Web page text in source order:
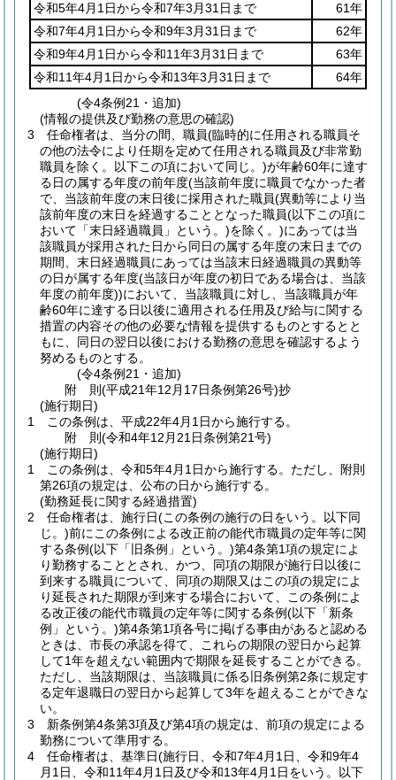
令和5年4月1日から令和7年3月31日まで
61年
令和7年4月1日から令和9年3月31日まで
62年
令和9年4月1日から令和11年3月31日まで
63年
令和11年4月1日から令和13年3月31日まで
64年
(令4条例21・追加)
(情報の提供及び勤務の意思の確認)
3
任命権者は、当分の間、職員(臨時的に任用される職員そ
の他の法令により任期を定めて任用される職員及び非常勤
職員を除く。以下この項において同じ。)が年齢60年に達す
る日の属する年度の前年度(当該前年度に職員でなかった者
で、当該前年度の末日後に採用された職員(異動等により当
該前年度の末日を経過することとなった職員(以下この項に
おいて「末日経過職員」という。)を除く。)にあっては当
該職員が採用された日から同日の属する年度の末日までの
期間、末日経過職員にあっては当該末日経過職員の異動等
の日が属する年度(当該日が年度の初日である場合は、当該
年度の前年度))において、当該職員に対し、当該職員が年
齢60年に達する日以後に適用される任用及び給与に関する
措置の内容その他の必要な情報を提供するものとするとと
もに、同日の翌日以後における勤務の意思を確認するよう
努めるものとする。
(令4条例21・追加)
附 則(平成21年12月17日条例第26号)抄
(施行期日)
1
この条例は、平成22年4月1日から施行する。
附 則(令和4年12月21日条例第21号)
(施行期日)
1
この条例は、令和5年4月1日から施行する。 ただし、附則
第26項の規定は、公布の日から施行する。
(勤務延長に関する経過措置)
2
任命権者は、施行日(この条例の施行の日をいう。以下同
じ。)前にこの条例による改正前の能代市職員の定年等に関
する条例(以下「旧条例」という。)第4条第1項の規定によ
り勤務することとされ、かつ、同項の期限が施行日以後に
到来する職員について、同項の期限又はこの項の規定によ
り延長された期限が到来する場合において、この条例によ
る改正後の能代市職員の定年等に関する条例(以下「新条
例」という。)第4条第1項各号に掲げる事由があると認める
ときは、市長の承認を得て、これらの期限の翌日から起算
して1年を超えない範囲内で期限を延長することができる。
ただし、当該期限は、当該職員に係る旧条例第2条に規定す
る定年退職日の翌日から起算して3年を超えることができな
い。
3
新条例第4条第3項及び第4項の規定は、前項の規定による
勤務について準用する。
4
任命権者は、基準日(施行日、令和7年4月1日、令和9年4
月1日、令和11年4月1日及び令和13年4月1日をいう。以下